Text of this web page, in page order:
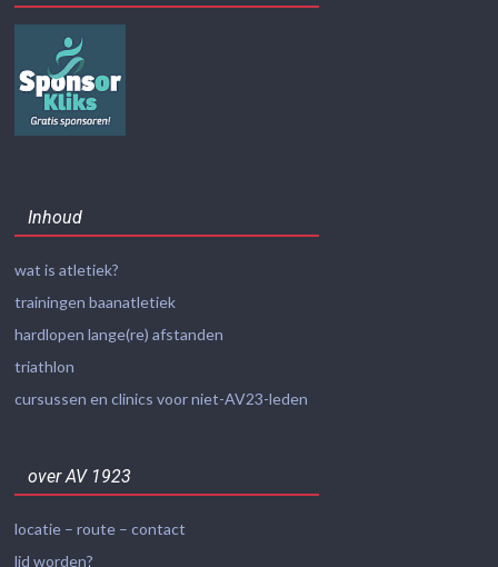
Inhoud
wat is atletiek?
trainingen baanatletiek
hardlopen lange(re) afstanden
triathlon
cursussen en clinics voor niet-AV23-leden
over AV 1923
locatie – route – contact
lid worden?